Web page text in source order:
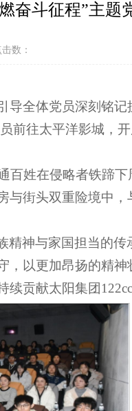
奋斗征程”主题
数：
导全体党员深刻铭
前往太平洋影城，
百姓在侵略者铁蹄
与街头双重险境中
神与家国担当的
，以更加昂扬的精
贡献太阳集团